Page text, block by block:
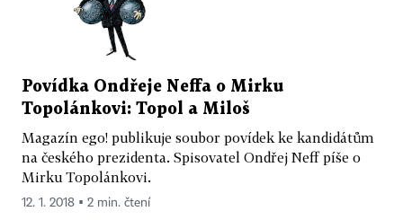
Povídka Ondřeje Neffa o Mirku
Topolánkovi: Topol a Miloš
Magazín ego! publikuje soubor povídek ke kandidátům
na českého prezidenta. Spisovatel Ondřej Neff píše o
Mirku Topolánkovi.
12. 1. 2018 ▪ 2 min. čtení